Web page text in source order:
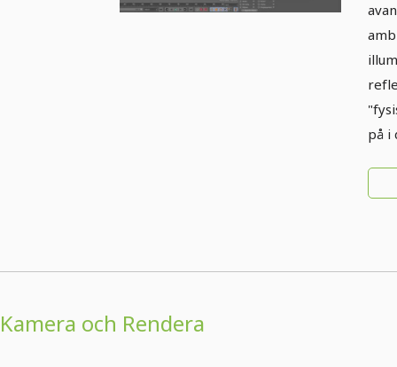
på i
Kamera och Rendera